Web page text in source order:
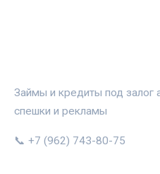
Займы и кредиты под залог
спешки и рекламы
📞 +7 (962) 743-80-75